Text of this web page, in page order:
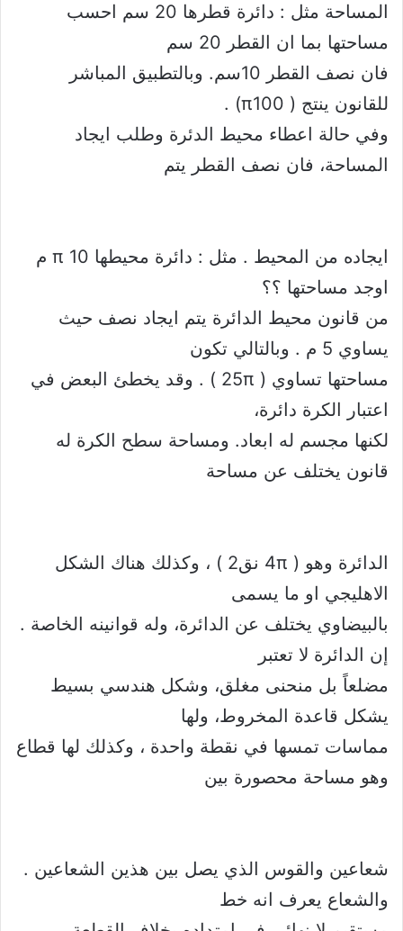
المساحة مثل : دائرة قطرها 20 سم احسب
مساحتها بما ان القطر 20 سم
فان نصف القطر 10سم. وبالتطبيق المباشر
للقانون ينتج ( π100) .
وفي حالة اعطاء محيط الدئرة وطلب ايجاد
المساحة، فان نصف القطر يتم
ايجاده من المحيط . مثل : دائرة محيطها 10 π م
اوجد مساحتها ؟؟
من قانون محيط الدائرة يتم ايجاد نصف حيث
يساوي 5 م . وبالتالي تكون
مساحتها تساوي ( 25π ) . وقد يخطئ البعض في
اعتبار الكرة دائرة،
لكنها مجسم له ابعاد. ومساحة سطح الكرة له
قانون يختلف عن مساحة
الدائرة وهو ( 4π نق2 ) ، وكذلك هناك الشكل
الاهليجي او ما يسمى
بالبيضاوي يختلف عن الدائرة، وله قوانينه الخاصة .
إن الدائرة لا تعتبر
مضلعاً بل منحنى مغلق، وشكل هندسي بسيط
يشكل قاعدة المخروط، ولها
مماسات تمسها في نقطة واحدة ، وكذلك لها قطاع
وهو مساحة محصورة بين
شعاعين والقوس الذي يصل بين هذين الشعاعين .
والشعاع يعرف انه خط